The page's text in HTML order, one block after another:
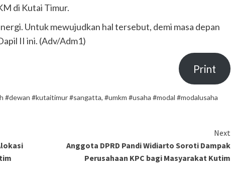
di Kutai Timur.
Untuk mewujudkan hal tersebut, demi masa depan
II ini. (Adv/Adm1)
Print
#dewan #kutaitimur #sangatta, #umkm #usaha #modal #modalusaha
Next
Anggota DPRD Pandi Widiarto Soroti Dampak
Perusahaan KPC bagi Masyarakat Kutim